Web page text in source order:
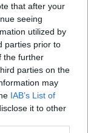
that after your
seeing
utilized by
parties prior to
the further
parties on the
may
IAB’s List of
it to other
Bullhoz
és azonnal
rögtön
később
teljesítményt
is